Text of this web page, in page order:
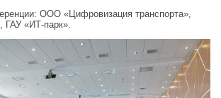
ООО «Цифровизация транспорта»,
«ИТ-парк».